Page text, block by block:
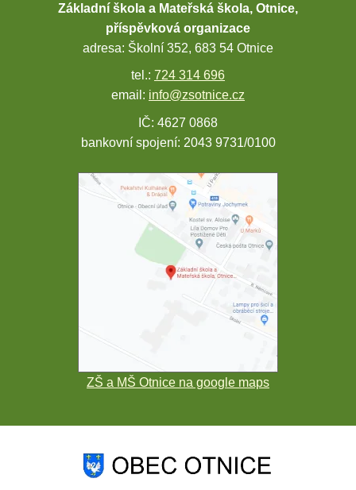
Základní škola a Mateřská škola, Otnice,
příspěvková organizace
adresa: Školní 352, 683 54 Otnice
tel.: 724 314 696
email: info@zsotnice.cz
IČ: 4627 0868
bankovní spojení: 2043 9731/0100
ZŠ a MŠ Otnice na google maps